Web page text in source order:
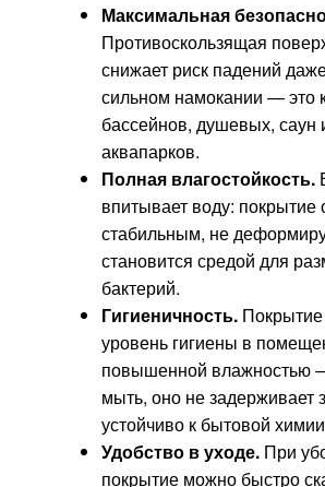
Максимальная
Противоскользящая
снижает риск падений
сильном намокании — это
бассейнов, душевых, саун
аквапарков.
Полная влагостойкость.
впитывает воду: покрытие
стабильным, не
становится средой для
бактерий.
Гигиеничность.
уровень гигиены в
повышенной влажностью
мыть, оно не задерживает
устойчиво к бытовой
Удобство в уходе. При
покрытие можно быстро